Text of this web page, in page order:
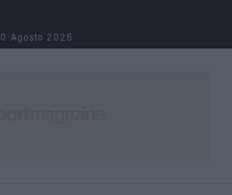
Agosto 2026